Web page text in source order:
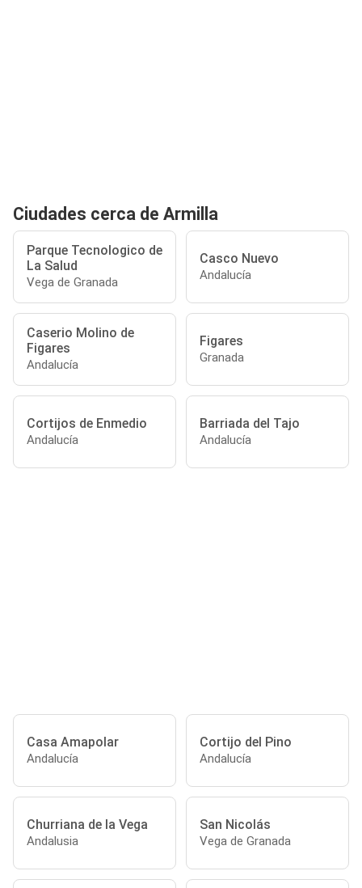
Ciudades cerca de Armilla
Parque Tecnologico de
La Salud
Vega de Granada
Casco Nuevo
Andalucía
Caserio Molino de
Figares
Andalucía
Figares
Granada
Cortijos de Enmedio
Andalucía
Barriada del Tajo
Andalucía
Casa Amapolar
Andalucía
Cortijo del Pino
Andalucía
Churriana de la Vega
Andalusia
San Nicolás
Vega de Granada